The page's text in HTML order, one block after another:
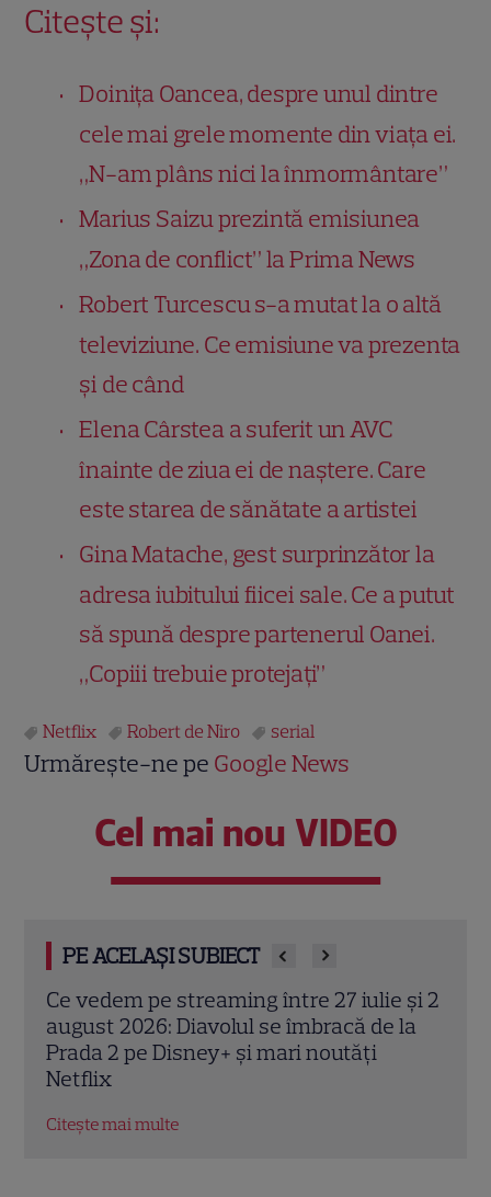
Citește și:
Doinița Oancea, despre unul dintre
cele mai grele momente din viața ei.
„N-am plâns nici la înmormântare”
Marius Saizu prezintă emisiunea
„Zona de conflict” la Prima News
Robert Turcescu s-a mutat la o altă
televiziune. Ce emisiune va prezenta
și de când
Elena Cârstea a suferit un AVC
înainte de ziua ei de naștere. Care
este starea de sănătate a artistei
Gina Matache, gest surprinzător la
adresa iubitului fiicei sale. Ce a putut
să spună despre partenerul Oanei.
„Copiii trebuie protejați”
Netflix Robert de Niro serial
Urmărește-ne pe Google News
Cel mai nou VIDEO
PE ACELAȘI SUBIECT
Josh Hartnett revine pe Netflix în
thrillerul „Below”! Noutăți majore despre
premiile Emmy și noul serial Dan Brown